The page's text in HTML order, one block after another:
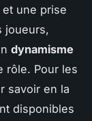
une prise
joueurs,
dynamisme
rôle. Pour les
savoir en la
disponibles